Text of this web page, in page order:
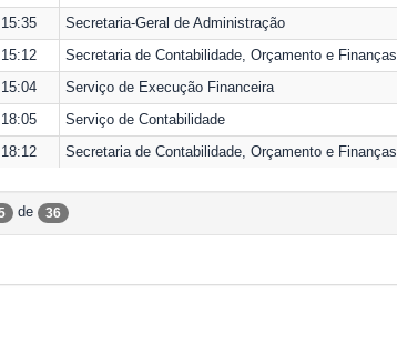
Secretaria-Geral de Administração
Secretaria de Contabilidade, Orçamento e Finanças
Serviço de Execução Financeira
Serviço de Contabilidade
Secretaria de Contabilidade, Orçamento e Finanças
de 36